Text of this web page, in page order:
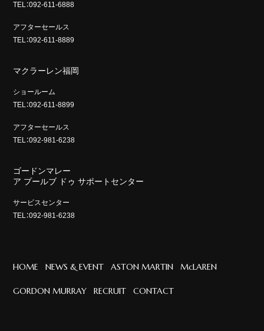
TEL：092-611-6888
アフターセールス
TEL：092-611-8889
マクラーレン福岡
ショールーム
TEL：092-611-8899
アフターセールス
TEL：092-981-6238
ゴードンマレー
ア プールブ ドゥ サポートセンター
サービスセンター
TEL：092-981-6238
HOME NEWS & EVENT ASTON MARTIN McLAREN
GORDON MURRAY RECRUIT CONTACT